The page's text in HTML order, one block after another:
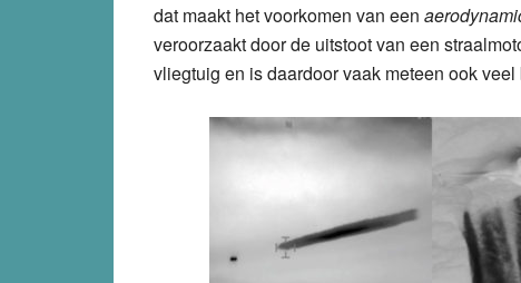
dat maakt het voorkomen van een
veroorzaakt door de uitstoot van een
vliegtuig en is daardoor vaak meteen ook veel